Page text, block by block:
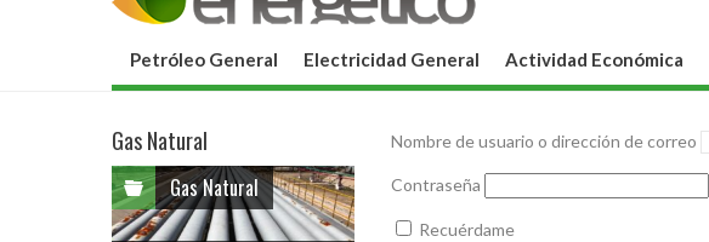
Petróleo General Electricidad General Actividad Económica
Nombre de usuario o dirección de correo
Contraseña
Recuérdame
Gas Natural
Gas Natural